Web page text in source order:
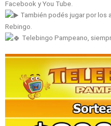
Facebook y You Tube.
También podés jugar por los
Rebingo.
Telebingo Pampeano,